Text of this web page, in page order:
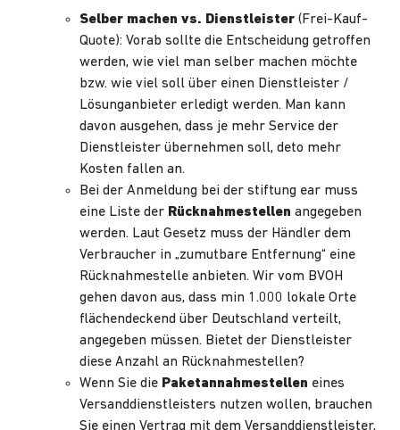
Selber machen vs. Dienstleister (Frei-Kauf-
Quote): Vorab sollte die Entscheidung getroffen
werden, wie viel man selber machen möchte
bzw. wie viel soll über einen Dienstleister /
Lösunganbieter erledigt werden. Man kann
davon ausgehen, dass je mehr Service der
Dienstleister übernehmen soll, deto mehr
Kosten fallen an.
Bei der Anmeldung bei der stiftung ear muss
eine Liste der Rücknahmestellen angegeben
werden. Laut Gesetz muss der Händler dem
Verbraucher in „zumutbare Entfernung“ eine
Rücknahmestelle anbieten. Wir vom BVOH
gehen davon aus, dass min 1.000 lokale Orte
flächendeckend über Deutschland verteilt,
angegeben müssen. Bietet der Dienstleister
diese Anzahl an Rücknahmestellen?
Wenn Sie die Paketannahmestellen eines
Versanddienstleisters nutzen wollen, brauchen
Sie einen Vertrag mit dem Versanddienstleister,